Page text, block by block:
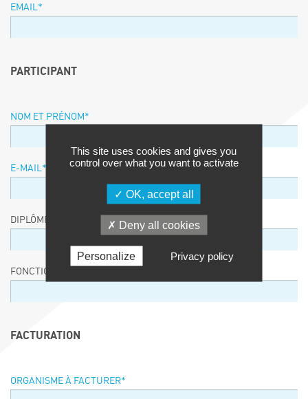
EMAIL *
PARTICIPANT
NOM ET PRÉNOM *
E-MAIL *
DIPLÔME / EQUIVALENCE / NIVEAU
FONCTION
FACTURATION
ORGANISME À FACTURER*
This site uses cookies and gives you
control over what you want to activate
OK, accept all
Deny all cookies
Personalize Privacy policy